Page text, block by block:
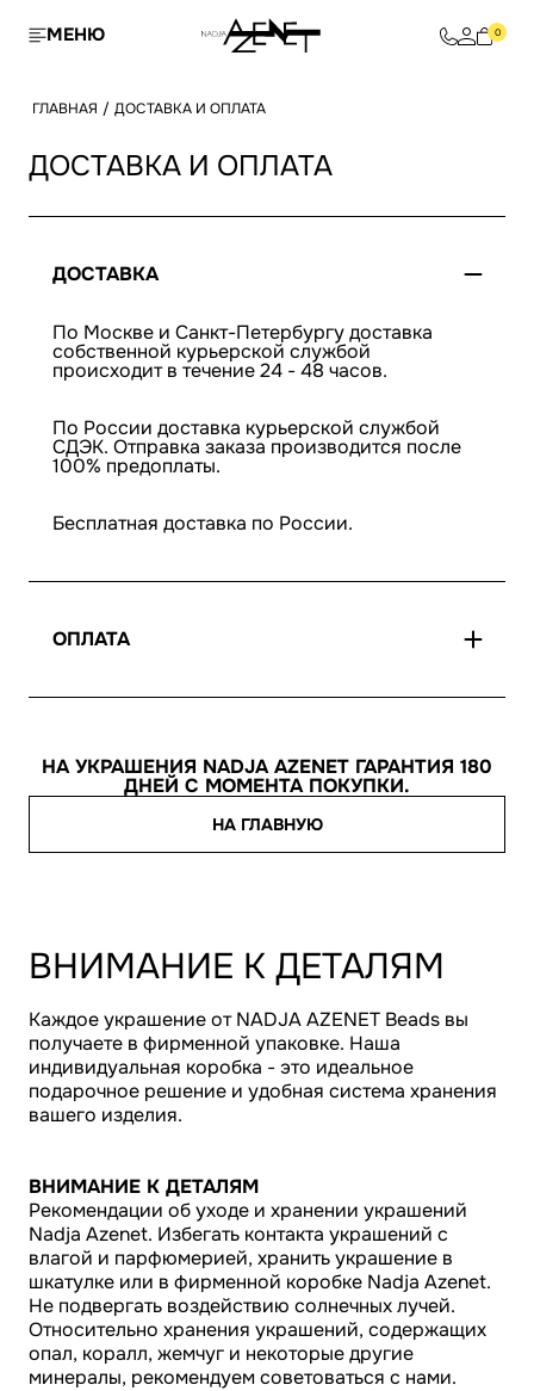
МЕНЮ 0
ГЛАВНАЯ / ДОСТАВКА И ОПЛАТА
ДОСТАВКА И ОПЛАТА
ДОСТАВКА
По Москве и Санкт-Петербургу доставка
собственной курьерской службой
происходит в течение 24 - 48 часов.
По России доставка курьерской службой
СДЭК. Отправка заказа производится после
100% предоплаты.
Бесплатная доставка по России.
ОПЛАТА
НА УКРАШЕНИЯ NADJA AZENET ГАРАНТИЯ 180
ДНЕЙ С МОМЕНТА ПОКУПКИ.
НА ГЛАВНУЮ
ВНИМАНИЕ К ДЕТАЛЯМ
Каждое украшение от NADJA AZENET Beads вы
получаете в фирменной упаковке. Наша
индивидуальная коробка - это идеальное
подарочное решение и удобная система хранения
вашего изделия.
ВНИМАНИЕ К ДЕТАЛЯМ
Рекомендации об уходе и хранении украшений
Nadja Azenet. Избегать контакта украшений с
влагой и парфюмерией, хранить украшение в
шкатулке или в фирменной коробке Nadja Azenet.
Не подвергать воздействию солнечных лучей.
Относительно хранения украшений, содержащих
опал, коралл, жемчуг и некоторые другие
минералы, рекомендуем советоваться с нами.